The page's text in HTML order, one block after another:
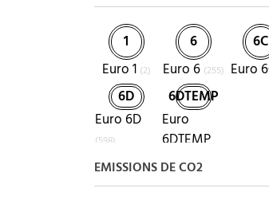
1
Euro 1 (2)
6
Euro 6 (255)
6C
Euro
6D
Euro 6D
(598)
6DTEMP
Euro
6DTEMP
(49)
EMISSIONS DE CO2